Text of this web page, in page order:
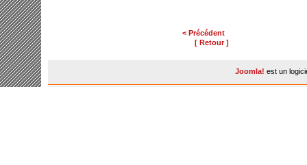
< Précédent
[ Retour ]
Joomla! est un